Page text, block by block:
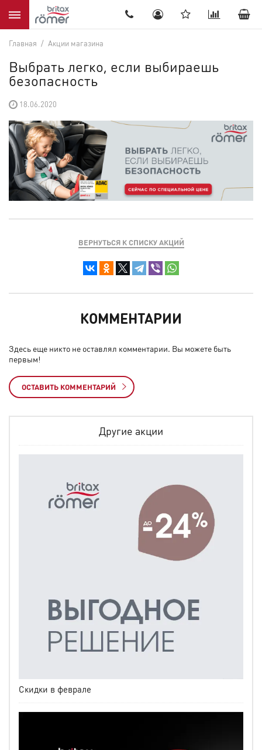
8(905) 536-52-22
Главная / Акции магазина
Выбрать легко, если выбираешь
безопасность
18.06.2020
ВЕРНУТЬСЯ К СПИСКУ АКЦИЙ
КОММЕНТАРИИ
Здесь еще никто не оставлял комментарии. Вы можете быть
первым!
ОСТАВИТЬ КОММЕНТАРИЙ
Другие акции
Скидки в феврале